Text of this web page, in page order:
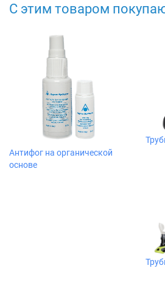
С этим товаром
Антифог на органической
основе